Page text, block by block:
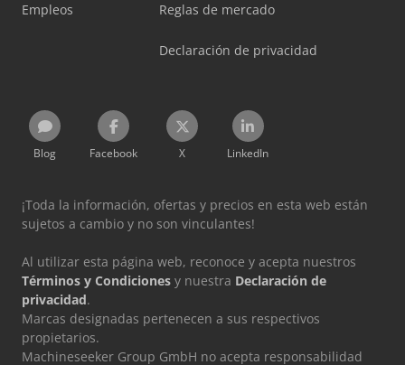
Empleos Reglas de mercado
Declaración de privacidad
Blog Facebook X LinkedIn
¡Toda la información, ofertas y precios en esta web están
sujetos a cambio y no son vinculantes!
Al utilizar esta página web, reconoce y acepta nuestros
Términos y Condiciones y nuestra Declaración de
privacidad.
Marcas designadas pertenecen a sus respectivos
propietarios.
Machineseeker Group GmbH no acepta responsabilidad